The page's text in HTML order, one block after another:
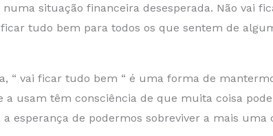
situação financeira desesperada. Não vai
tudo bem para todos os que sentem de
“ vai ficar tudo bem “ é uma forma de
a usam têm consciência de que muita coisa
esperança de podermos sobreviver a mais uma